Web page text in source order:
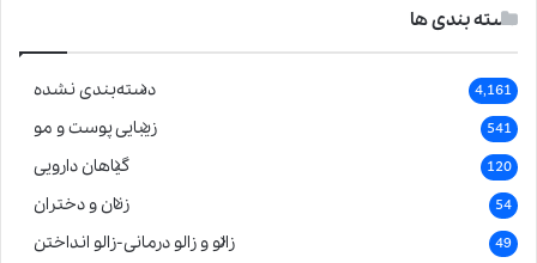
دسته بندی ها
دسته‌بندی نشده 4,161
زیبایی پوست و مو 541
گیاهان دارویی 120
زنان و دختران 54
زالو و زالو درمانی-زالو انداختن 49